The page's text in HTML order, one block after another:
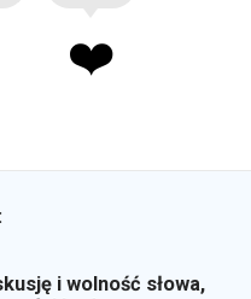
❤️
i wolność słowa,